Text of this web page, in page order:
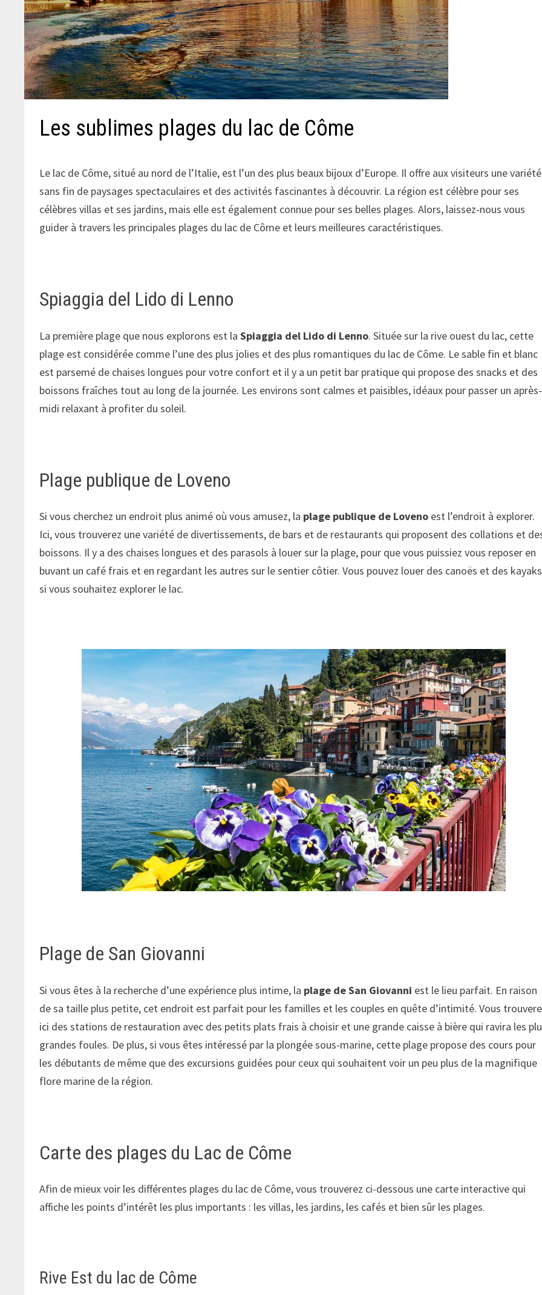
Les sublimes plages du lac de Côme
Le lac de Côme, situé au nord de l’Italie, est l’un des plus beaux bijoux d’Europe. Il offre aux visiteurs une variété
sans fin de paysages spectaculaires et des activités fascinantes à découvrir. La région est célèbre pour ses
célèbres villas et ses jardins, mais elle est également connue pour ses belles plages. Alors, laissez-nous vous
guider à travers les principales plages du lac de Côme et leurs meilleures caractéristiques.
Spiaggia del Lido di Lenno
La première plage que nous explorons est laSpiaggia del Lido di Lenno. Située sur la rive ouest du lac, cette
plage est considérée comme l’une des plus jolies et des plus romantiques du lac de Côme. Le sable fin et blanc
est parsemé de chaises longues pour votre confort et il y a un petit bar pratique qui propose des snacks et des
boissons fraîches tout au long de la journée. Les environs sont calmes et paisibles, idéaux pour passer un après-
midi relaxant à profiter du soleil.
Plage publique de Loveno
Si vous cherchez un endroit plus animé où vous amusez, la plage publique de Loveno est l’endroit à explorer.
Ici, vous trouverez une variété de divertissements, de bars et de restaurants qui proposent des collations et
boissons. Il y a des chaises longues et des parasols à louer sur la plage, pour que vous puissiez vous reposer en
buvant un café frais et en regardant les autres sur le sentier côtier. Vous pouvez louer des canoës et des kayaks
si vous souhaitez explorer le lac.
Plage de San Giovanni
Si vous êtes à la recherche d’une expérience plus intime, la plage de San Giovanni est le lieu parfait. En raison
de sa taille plus petite, cet endroit est parfait pour les familles et les couples en quête d’intimité. Vous
ici des stations de restauration avec des petits plats frais à choisir et une grande caisse à bière qui ravira les
grandes foules. De plus, si vous êtes intéressé par la plongée sous-marine, cette plage propose des cours pour
les débutants de même que des excursions guidées pour ceux qui souhaitent voir un peu plus de la magnifique
flore marine de la région.
Carte des plages du Lac de Côme
Afin de mieux voir les différentes plages du lac de Côme, vous trouverez ci-dessous une carte interactive qui
affiche les points d’intérêt les plus importants : les villas, les jardins, les cafés et bien sûr les plages.
Rive Est du lac de Côme